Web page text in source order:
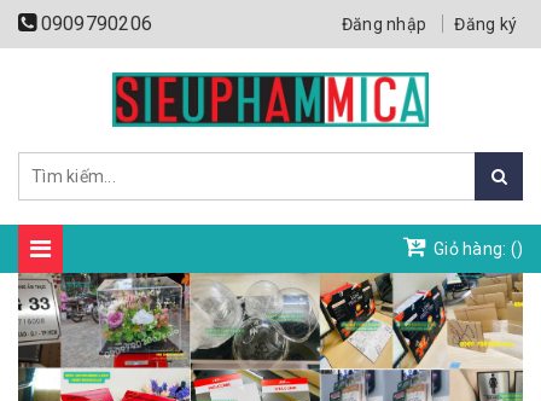
0909790206 Đăng nhập Đăng ký
Giỏ hàng: ()